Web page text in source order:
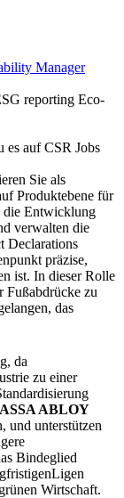
Manager
reporting Eco-
es auf CSR Jobs
Sie als
Produktebene für
die Entwicklung
verwalten die
Declarations
präzise,
ist. In dieser Rolle
Fußabdrücke zu
das
da
zu einer
ASSA ABLOY
und unterstützen
Bindeglied
Wirtschaft.